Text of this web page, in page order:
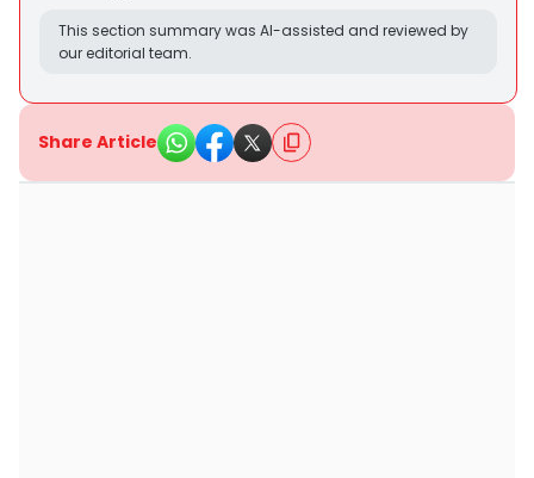
This section summary was AI-assisted and reviewed by
our editorial team.
Share Article